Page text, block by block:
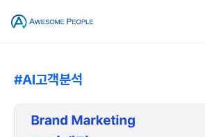
#AI고객분석